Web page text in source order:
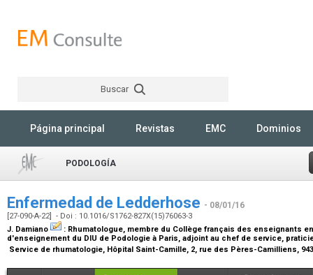
Buscar
Página principal Revistas EMC Dominios
PODOLOGÍA
Enfermedad de Ledderhose - 08/01/16
[27-090-A-22] - Doi : 10.1016/S1762-827X(15)76063-3
J. Damiano
: Rhumatologue, membre du Collège français des enseignants
d'enseignement du DIU de Podologie à Paris, adjoint au chef de service,
Service de rhumatologie, Hôpital Saint-Camille, 2, rue des Pères-Camilliens,